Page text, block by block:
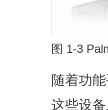
图 1-3
随着功
这些设